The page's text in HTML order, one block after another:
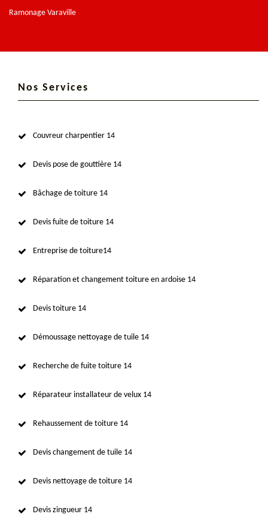
Ramonage Varaville
Nos Services
Couvreur charpentier 14
Devis pose de gouttière 14
Bâchage de toiture 14
Devis fuite de toiture 14
Entreprise de toiture14
Réparation et changement toiture en ardoise 14
Devis toiture 14
Démoussage nettoyage de tuile 14
Recherche de fuite toiture 14
Réparateur installateur de velux 14
Rehaussement de toiture 14
Devis changement de tuile 14
Devis nettoyage de toiture 14
Devis zingueur 14